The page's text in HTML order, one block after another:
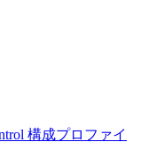
構成プロファイ